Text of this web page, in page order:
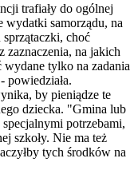
trafiały do ogólnej
wydatki samorządu, na
choć
zaznaczenia, na jakich
tylko na zadania
powiedziała.
by pieniądze te
dziecka. "Gmina lub
potrzebami,
szkoły. Nie ma też
tych środków na